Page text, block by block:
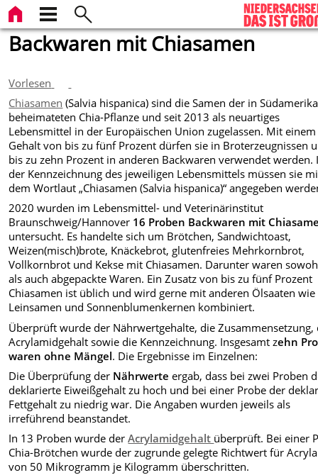
Backwaren mit Chiasamen
Vorlesen
Chiasamen (Salvia hispanica) sind die Samen der in Südamerika
beheimateten Chia-Pflanze und seit 2013 als neuartiges
Lebensmittel in der Europäischen Union zugelassen. Mit einem
Gehalt von bis zu fünf Prozent dürfen sie in Broterzeugnissen
bis zu zehn Prozent in anderen Backwaren verwendet werden.
der Kennzeichnung des jeweiligen Lebensmittels müssen sie
dem Wortlaut „Chiasamen (Salvia hispanica)“ angegeben
2020 wurden im Lebensmittel- und Veterinärinstitut
Braunschweig/Hannover 16 Proben Backwaren mit
untersucht. Es handelte sich um Brötchen, Sandwichtoast,
Weizen(misch)brote, Knäckebrot, glutenfreies Mehrkornbrot,
Vollkornbrot und Kekse mit Chiasamen. Darunter waren
als auch abgepackte Waren. Ein Zusatz von bis zu fünf Prozent
Chiasamen ist üblich und wird gerne mit anderen Ölsaaten wie
Leinsamen und Sonnenblumenkernen kombiniert.
Überprüft wurde der Nährwertgehalte, die Zusammensetzung,
Acrylamidgehalt sowie die Kennzeichnung. Insgesamt zehn
waren ohne Mängel. Die Ergebnisse im Einzelnen:
Die Überprüfung der Nährwerte ergab, dass bei zwei Proben
deklarierte Eiweißgehalt zu hoch und bei einer Probe der
Fettgehalt zu niedrig war. Die Angaben wurden jeweils als
irreführend beanstandet.
In 13 Proben wurde derAcrylamidgehalt überprüft. Bei einer
Chia-Brötchen wurde der zugrunde gelegte Richtwert für
von 50 Mikrogramm je Kilogramm überschritten.